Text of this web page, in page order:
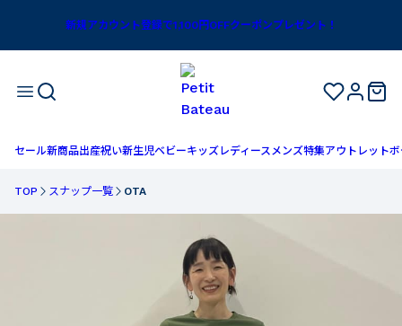
新規アカウント登録で1,100円OFFクーポンプレゼント！
セール新商品出産祝い新生児ベビーキッズ レディースメンズ特集アウトレットボ
TOP スナップ一覧 OTA